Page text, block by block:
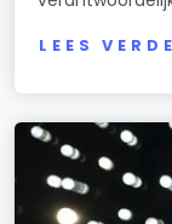
LEES